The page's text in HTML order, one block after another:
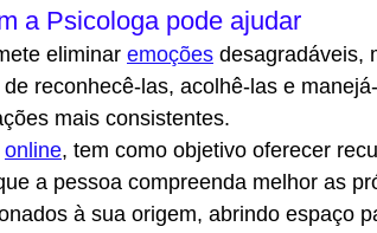
a Psicologa pode ajudar
eliminar emoções desagradáveis,
reconhecê-las, acolhê-las e
mais consistentes.
online, tem como objetivo oferecer
a pessoa compreenda melhor as
à sua origem, abrindo espaço